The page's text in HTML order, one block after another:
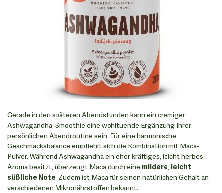
Gerade in den späteren Abendstunden kann ein cremiger
Ashwagandha-Smoothie eine wohltuende Ergänzung Ihrer
persönlichen Abendroutine sein. Für eine harmonische
Geschmacksbalance empfiehlt sich die Kombination mit Maca-
Pulver. Während Ashwagandha ein eher kräftiges, leicht herbes
Aroma besitzt, überzeugt Maca durch eine mildere, leicht
süßliche Note. Zudem ist Maca für seinen natürlichen Gehalt an
verschiedenen Mikronährstoffen bekannt.